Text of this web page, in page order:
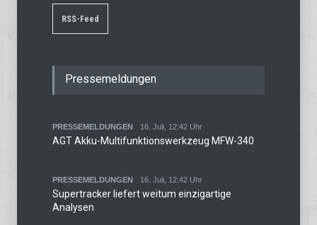
RSS-Feed
Pressemeldungen
PRESSEMELDUNGEN 16. Juli, 12:42 Uhr
AGT Akku-Multifunktionswerkzeug MFW-340
PRESSEMELDUNGEN 16. Juli, 12:42 Uhr
Supertracker liefert weitum einzigartige
Analysen